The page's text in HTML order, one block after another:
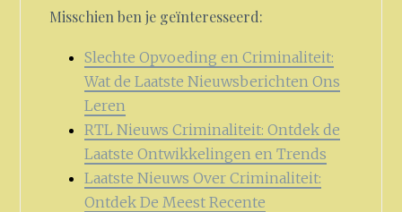
Misschien ben je geïnteresseerd:
Slechte Opvoeding en Criminaliteit:
Wat de Laatste Nieuwsberichten Ons
Leren
RTL Nieuws Criminaliteit: Ontdek de
Laatste Ontwikkelingen en Trends
Laatste Nieuws Over Criminaliteit:
Ontdek De Meest Recente